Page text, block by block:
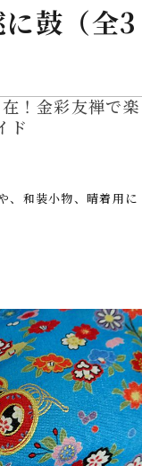
鼓（全3
！金彩友禅で楽
ド
、和装小物、晴着用に